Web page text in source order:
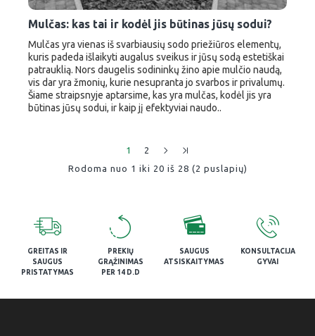
Mulčas: kas tai ir kodėl jis būtinas jūsų sodui?
Mulčas yra vienas iš svarbiausių sodo priežiūros elementų,
kuris padeda išlaikyti augalus sveikus ir jūsų sodą estetiškai
patrauklią. Nors daugelis sodininkų žino apie mulčio naudą,
vis dar yra žmonių, kurie nesupranta jo svarbos ir privalumų.
Šiame straipsnyje aptarsime, kas yra mulčas, kodėl jis yra
būtinas jūsų sodui, ir kaip jį efektyviai naudo..
1
2
Rodoma nuo 1 iki 20 iš 28 (2 puslapių)
GREITAS IR
SAUGUS
PRISTATYMAS
PREKIŲ
GRĄŽINIMAS
PER 14 D.D
SAUGUS
ATSISKAITYMAS
KONSULTACIJA
GYVAI